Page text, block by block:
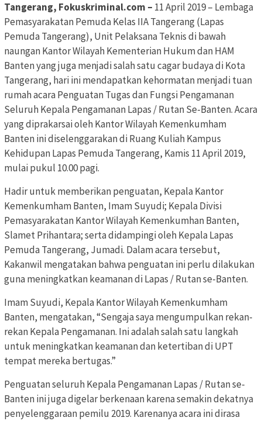
Tangerang, Fokuskriminal.com – 11 April 2019 – Lembaga
Pemasyarakatan Pemuda Kelas IIA Tangerang (Lapas
Pemuda Tangerang), Unit Pelaksana Teknis di bawah
naungan Kantor Wilayah Kementerian Hukum dan HAM
Banten yang juga menjadi salah satu cagar budaya di Kota
Tangerang, hari ini mendapatkan kehormatan menjadi tuan
rumah acara Penguatan Tugas dan Fungsi Pengamanan
Seluruh Kepala Pengamanan Lapas / Rutan Se-Banten. Acara
yang diprakarsai oleh Kantor Wilayah Kemenkumham
Banten ini diselenggarakan di Ruang Kuliah Kampus
Kehidupan Lapas Pemuda Tangerang, Kamis 11 April 2019,
mulai pukul 10.00 pagi.
Hadir untuk memberikan penguatan, Kepala Kantor
Kemenkumham Banten, Imam Suyudi; Kepala Divisi
Pemasyarakatan Kantor Wilayah Kemenkumhan Banten,
Slamet Prihantara; serta didampingi oleh Kepala Lapas
Pemuda Tangerang, Jumadi. Dalam acara tersebut,
Kakanwil mengatakan bahwa penguatan ini perlu dilakukan
guna meningkatkan keamanan di Lapas / Rutan se-Banten.
Imam Suyudi, Kepala Kantor Wilayah Kemenkumham
Banten, mengatakan, “Sengaja saya mengumpulkan rekan-
rekan Kepala Pengamanan. Ini adalah salah satu langkah
untuk meningkatkan keamanan dan ketertiban di UPT
tempat mereka bertugas.”
Penguatan seluruh Kepala Pengamanan Lapas / Rutan se-
Banten ini juga digelar berkenaan karena semakin dekatnya
penyelenggaraan pemilu 2019. Karenanya acara ini dirasa